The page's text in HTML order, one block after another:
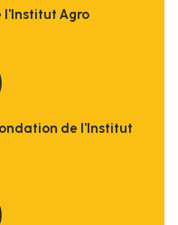
l'Institut Agro
de l'Institut